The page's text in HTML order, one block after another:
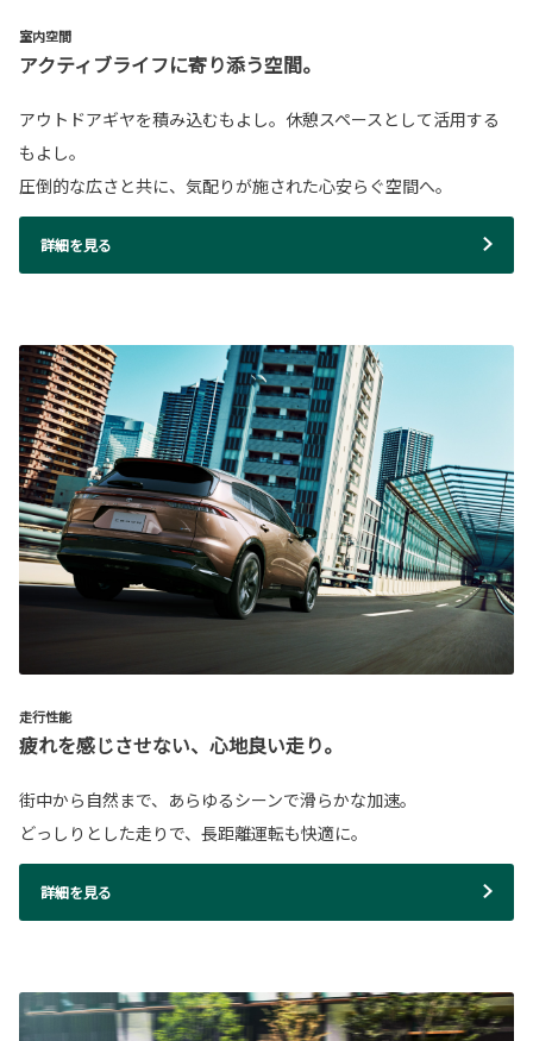
室内空間
アクティブライフに寄り添う空間。
アウトドアギヤを積み込むもよし。休憩スペースとして活用する
もよし。
圧倒的な広さと共に、気配りが施された心安らぐ空間へ。
詳細を見る
走行性能
疲れを感じさせない、心地良い走り。
街中から自然まで、あらゆるシーンで滑らかな加速。
どっしりとした走りで、長距離運転も快適に。
詳細を見る